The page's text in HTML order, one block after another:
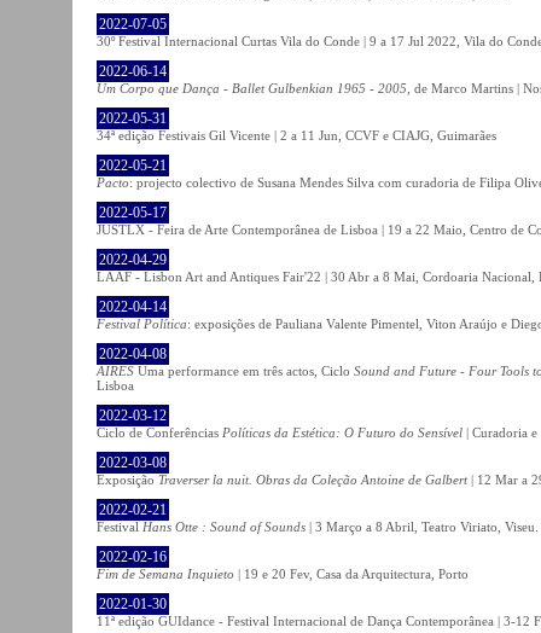
2022-07-05
30º Festival Internacional Curtas Vila do Conde | 9 a 17 Jul 2022, Vila do
2022-06-14
Um Corpo que Dança - Ballet Gulbenkian 1965 - 2005 , de Marco Martins |
2022-05-31
34ª edição Festivais Gil Vicente | 2 a 11 Jun, CCVF e CIAJG, Guimarães
2022-05-21
Pacto: projecto colectivo de Susana Mendes Silva com curadoria de Filipa
2022-05-17
JUSTLX - Feira de Arte Contemporânea de Lisboa | 19 a 22 Maio, Centro de
2022-04-29
LAAF - Lisbon Art and Antiques Fair'22 | 30 Abr a 8 Mai, Cordoaria Nacional,
2022-04-14
Festival Política: exposições de Pauliana Valente Pimentel, Viton Araújo e
2022-04-08
AIRES Uma performance em três actos, Ciclo Sound and Future - Four Tools
Lisboa
2022-03-12
Ciclo de Conferências Políticas da Estética: O Futuro do Sensível | Curadoria
2022-03-08
Exposição Traverser la nuit. Obras da Coleção Antoine de Galbert | 12 Mar a
2022-02-21
Festival Hans Otte : Sound of Sounds | 3 Março a 8 Abril, Teatro Viriato, Viseu.
2022-02-16
Fim de Semana Inquieto | 19 e 20 Fev, Casa da Arquitectura, Porto
2022-01-30
11ª edição GUIdance - Festival Internacional de Dança Contemporânea | 3-12